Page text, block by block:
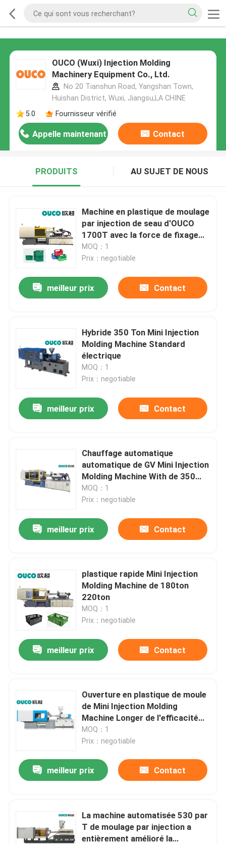
OUCO (Wuxi) Injection Molding
Machinery Equipment Co., Ltd.
No 20 Tianshun Road, Yangshan Town,
Huishan District, Wuxi, Jiangsu,LA CHINE
5.0
Fournisseur vérifié
Appelle maintenant Contact
PRODUITS AU SUJET DE NOUS
Machine en plastique de moulage
par injection de seau d'OUCO
1700T avec la force de fixage
forte
MOQ：1
Prix：negotiable
meilleur prix Contact
Hybride 350 Ton Mini Injection
Molding Machine Standard
électrique
MOQ：1
Prix：negotiable
meilleur prix Contact
Chauffage automatique
automatique de GV Mini Injection
Molding Machine With de 350
gigaoctets
MOQ：1
Prix：negotiable
meilleur prix Contact
plastique rapide Mini Injection
Molding Machine de 180ton
220ton
MOQ：1
Prix：negotiable
meilleur prix Contact
Ouverture en plastique de moule
de Mini Injection Molding
Machine Longer de l'efficacité
ISO9001
MOQ：1
Prix：negotiable
meilleur prix Contact
La machine automatisée 530 par
T de moulage par injection a
entièrement amélioré la